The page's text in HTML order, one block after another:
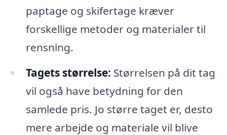
paptage og skifertage kræver
forskellige metoder og materialer til
rensning.
Tagets størrelse: Størrelsen på dit tag
vil også have betydning for den
samlede pris. Jo større taget er, desto
mere arbejde og materiale vil blive